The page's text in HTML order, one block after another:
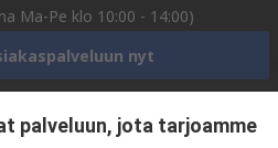
Ma-Pe klo 10:00 - 14:00)
nyt
yleensä 24 tunnin kuluessa.
palveluun, jota tarjoamme